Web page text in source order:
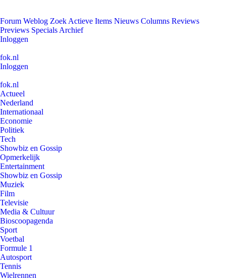
Forum Weblog Zoek Actieve Items Nieuws Columns Reviews
Previews Specials Archief
Inloggen
fok.nl
Inloggen
fok.nl
Actueel
Nederland
Internationaal
Economie
Politiek
Tech
Showbiz en Gossip
Opmerkelijk
Entertainment
Showbiz en Gossip
Muziek
Film
Televisie
Media & Cultuur
Bioscoopagenda
Sport
Voetbal
Formule 1
Autosport
Tennis
Wielrennen